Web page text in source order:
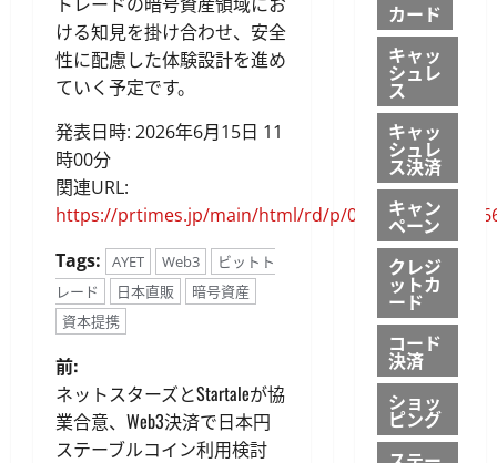
ける知見を掛け合わせ、安全
性に配慮した体験設計を進め
ていく予定です。
発表日時: 2026年6月15日 11
時00分
関連URL:
https://prtimes.jp/main/html/rd/p/
Tags:
AYET Web3
ビットト
レード
日本直販
暗号資産
資本提携
投
稿
前:
ネットスターズとStartaleが協
業合意、Web3決済で日本円
ステーブルコイン利用検討
カード
キャッ
シュレ
ス
キャッ
シュレ
ス決済
キャン
ペーン
クレジ
ットカ
ード
コード
決済
ショッ
ピング